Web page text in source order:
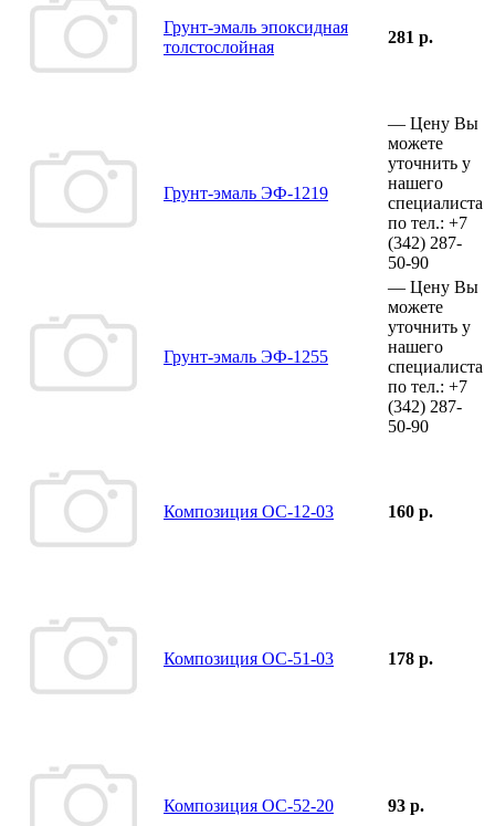
Грунт-эмаль эпоксидная
толстослойная
281 р.
Грунт-эмаль ЭФ-1219
— Цену Вы
можете
уточнить у
нашего
специалиста
по тел.: +7
(342) 287-
50-90
Грунт-эмаль ЭФ-1255
— Цену Вы
можете
уточнить у
нашего
специалиста
по тел.: +7
(342) 287-
50-90
Композиция ОС-12-03 160 р.
Композиция ОС-51-03 178 р.
Композиция ОС-52-20 93 р.